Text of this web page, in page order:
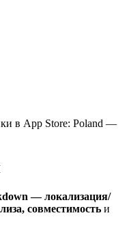
в App Store: Poland —
— локализация/
совместимость и